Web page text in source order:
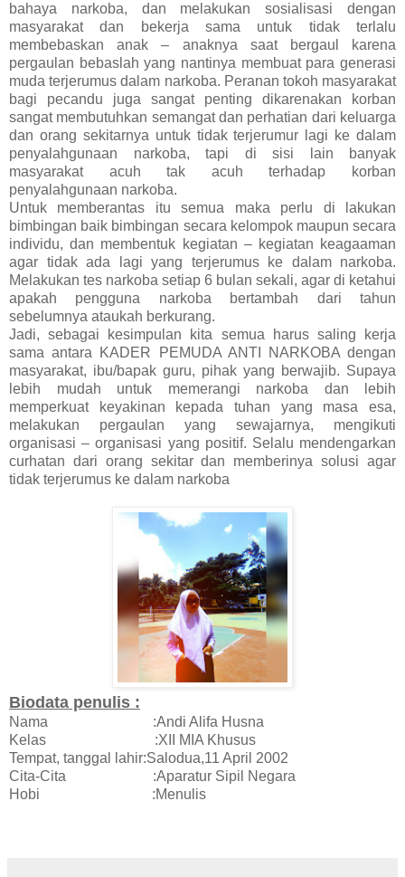
bahaya narkoba, dan melakukan sosialisasi dengan
masyarakat dan bekerja sama untuk tidak terlalu
membebaskan anak – anaknya saat bergaul karena
pergaulan bebaslah yang nantinya membuat para generasi
muda terjerumus dalam narkoba. Peranan tokoh masyarakat
bagi pecandu juga sangat penting dikarenakan korban
sangat membutuhkan semangat dan perhatian dari keluarga
dan orang sekitarnya untuk tidak terjerumur lagi ke dalam
penyalahgunaan narkoba, tapi di sisi lain banyak
masyarakat acuh tak acuh terhadap korban
penyalahgunaan narkoba.
Untuk memberantas itu semua maka perlu di lakukan
bimbingan baik bimbingan secara kelompok maupun secara
individu, dan membentuk kegiatan – kegiatan keagaaman
agar tidak ada lagi yang terjerumus ke dalam narkoba.
Melakukan tes narkoba setiap 6 bulan sekali, agar di ketahui
apakah pengguna narkoba bertambah dari tahun
sebelumnya ataukah berkurang.
Jadi, sebagai kesimpulan kita semua harus saling kerja
sama antara KADER PEMUDA ANTI NARKOBA dengan
masyarakat, ibu/bapak guru, pihak yang berwajib. Supaya
lebih mudah untuk memerangi narkoba dan lebih
memperkuat keyakinan kepada tuhan yang masa esa,
melakukan pergaulan yang sewajarnya, mengikuti
organisasi – organisasi yang positif. Selalu mendengarkan
curhatan dari orang sekitar dan memberinya solusi agar
tidak terjerumus ke dalam narkoba
Biodata penulis :
Nama :Andi Alifa Husna
Kelas :XII MIA Khusus
Tempat, tanggal lahir:Salodua,11 April 2002
Cita-Cita :Aparatur Sipil Negara
Hobi :Menulis